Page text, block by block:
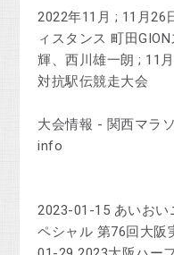
2022年11月 ; 11月26
ィスタンス 町田
輝、西川雄一朗 ; 11
対抗駅伝競走大会
大会情報 - 関西マラ
info
2023-01-15 あいおい
ペシャル 第76回大阪